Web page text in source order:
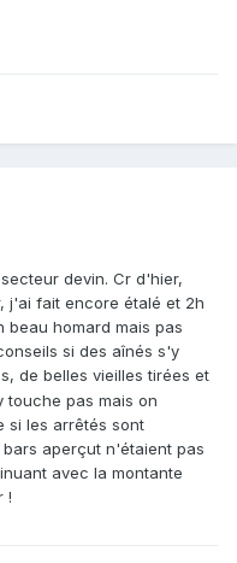
devin. Cr d'hier,
j'ai fait encore étalé et 2h
beau homard mais pas
si des aînés s'y
de belles vieilles tirées et
touche pas mais on
si les arrêtés sont
aperçut n'étaient pas
avec la montante
!